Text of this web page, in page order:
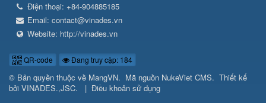
Điện thoại: +84-904885185
Email: contact@vinades.vn
Website: http://vinades.vn
QR-code Đang truy cập: 184
© Bản quyền thuộc về MangVN. Mã nguồn NukeViet CMS. Thiết kế
bởi VINADES.,JSC. | Điều khoản sử dụng